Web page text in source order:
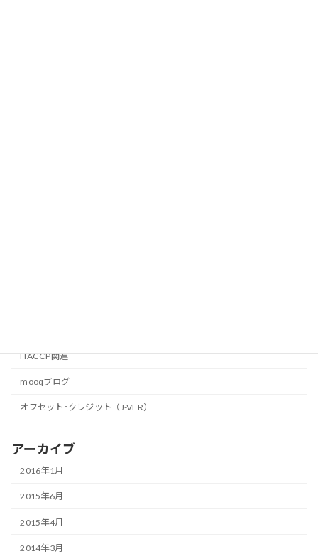
HACCP関連
mooqブログ
オフセット･クレジット（J-VER）
アーカイブ
2016年1月
2015年6月
2015年4月
2014年3月